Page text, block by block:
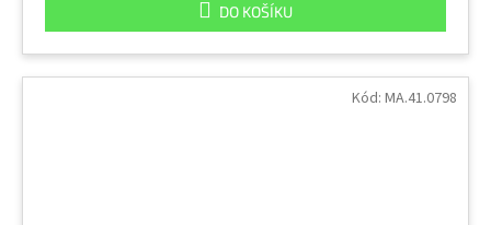
DO KOŠÍKU
Kód: MA.41.0798